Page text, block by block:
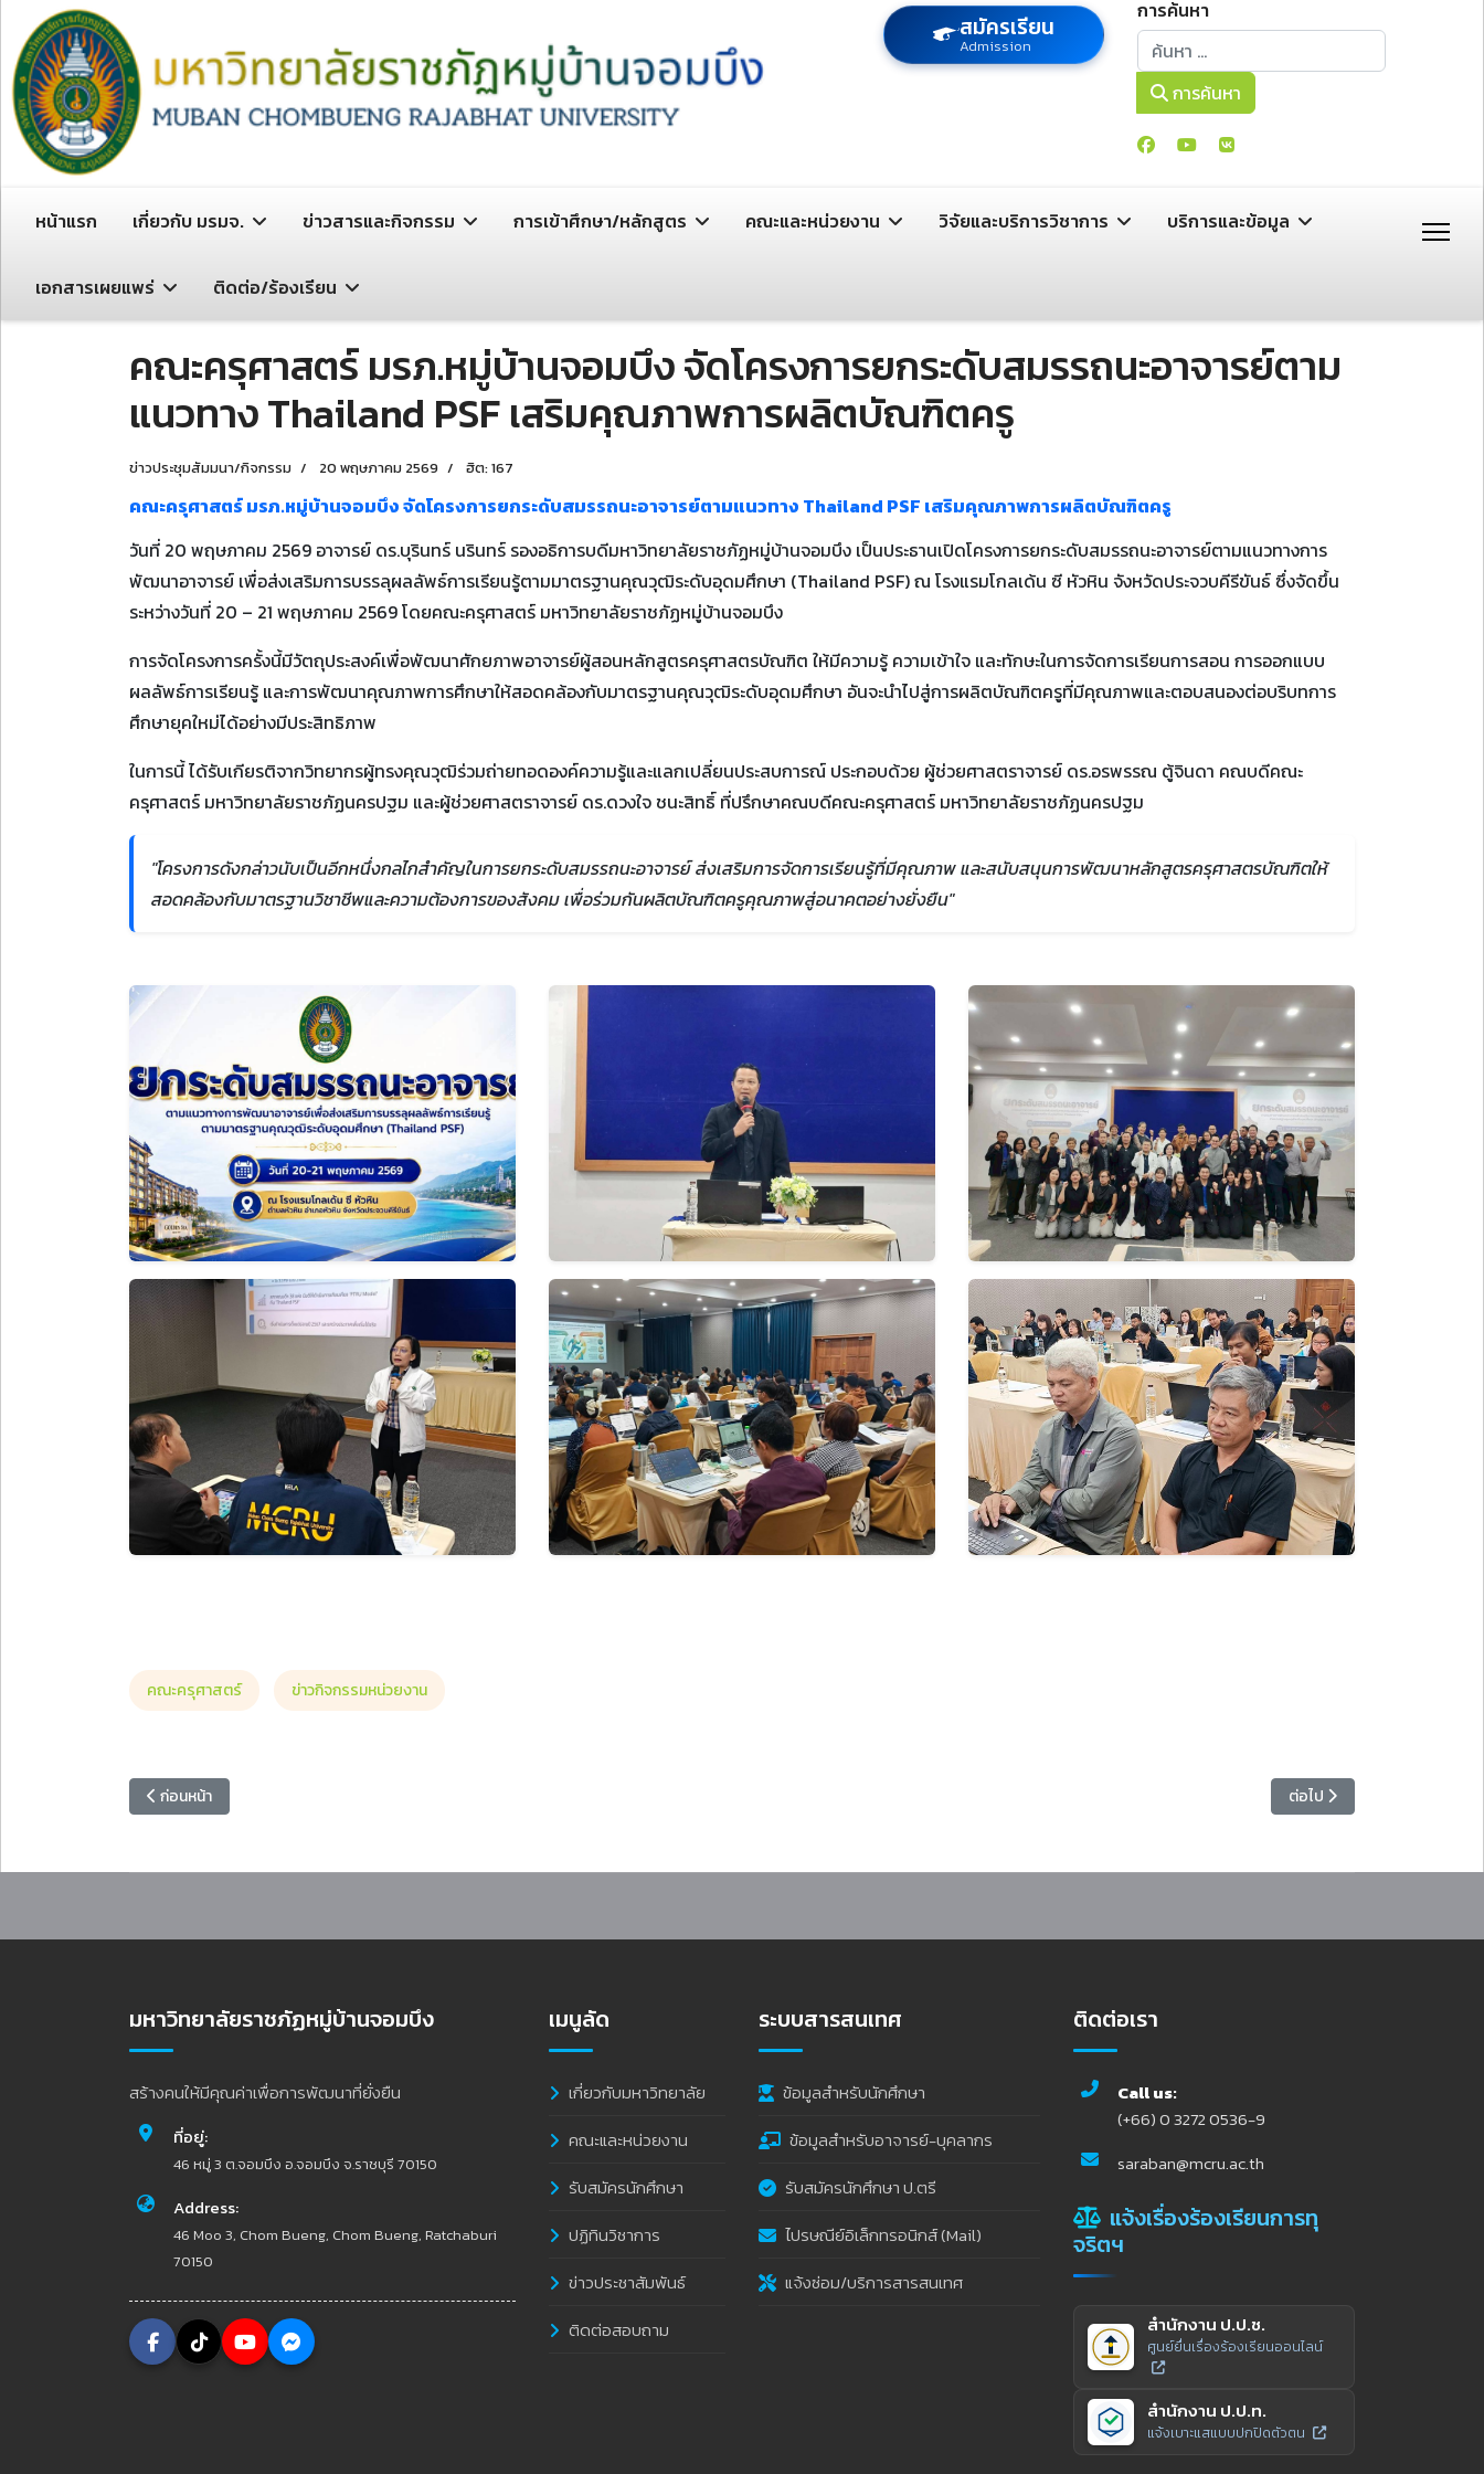
สมัครเรียน
Admission
การค้นหา
การค้นหา
การค้นหา
หน้าแรก เกี่ยวกับ มรมจ. ข่าวสารและกิจกรรม การเข้าศึกษา/หลักสูตร คณะและหน่วยงาน วิจัยและบริการวิชาการ บริการและข้อมูล
เอกสารเผยแพร่ ติดต่อ/ร้องเรียน
คณะครุศาสตร์ มรภ.หมู่บ้านจอมบึง จัดโครงการยกระดับสมรรถนะอาจารย์ตาม
แนวทาง Thailand PSF เสริมคุณภาพการผลิตบัณฑิตครู
ข่าวประชุมสัมมนา/กิจกรรม 20 พฤษภาคม 2569 ฮิต: 167
คณะครุศาสตร์ มรภ.หมู่บ้านจอมบึง จัดโครงการยกระดับสมรรถนะอาจารย์ตามแนวทาง Thailand PSF เสริมคุณภาพการผลิตบัณฑิตครู
วันที่ 20 พฤษภาคม 2569 อาจารย์ ดร.บุรินทร์ นรินทร์ รองอธิการบดีมหาวิทยาลัยราชภัฏหมู่บ้านจอมบึง เป็นประธานเปิดโครงการยกระดับสมรรถนะอาจารย์ตามแนวทางการ
พัฒนาอาจารย์ เพื่อส่งเสริมการบรรลุผลลัพธ์การเรียนรู้ตามมาตรฐานคุณวุฒิระดับอุดมศึกษา (Thailand PSF) ณ โรงแรมโกลเด้น ซี หัวหิน จังหวัดประจวบคีรีขันธ์ ซึ่งจัดขึ้น
ระหว่างวันที่ 20 – 21 พฤษภาคม 2569 โดยคณะครุศาสตร์ มหาวิทยาลัยราชภัฏหมู่บ้านจอมบึง
การจัดโครงการครั้งนี้มีวัตถุประสงค์เพื่อพัฒนาศักยภาพอาจารย์ผู้สอนหลักสูตรครุศาสตรบัณฑิต ให้มีความรู้ ความเข้าใจ และทักษะในการจัดการเรียนการสอน การออกแบบ
ผลลัพธ์การเรียนรู้ และการพัฒนาคุณภาพการศึกษาให้สอดคล้องกับมาตรฐานคุณวุฒิระดับอุดมศึกษา อันจะนำไปสู่การผลิตบัณฑิตครูที่มีคุณภาพและตอบสนองต่อบริบทการ
ศึกษายุคใหม่ได้อย่างมีประสิทธิภาพ
ในการนี้ ได้รับเกียรติจากวิทยากรผู้ทรงคุณวุฒิร่วมถ่ายทอดองค์ความรู้และแลกเปลี่ยนประสบการณ์ ประกอบด้วย ผู้ช่วยศาสตราจารย์ ดร.อรพรรณ ตู้จินดา คณบดีคณะ
ครุศาสตร์ มหาวิทยาลัยราชภัฏนครปฐม และผู้ช่วยศาสตราจารย์ ดร.ดวงใจ ชนะสิทธิ์ ที่ปรึกษาคณบดีคณะครุศาสตร์ มหาวิทยาลัยราชภัฏนครปฐม
"โครงการดังกล่าวนับเป็นอีกหนึ่งกลไกสำคัญในการยกระดับสมรรถนะอาจารย์ ส่งเสริมการจัดการเรียนรู้ที่มีคุณภาพ และสนับสนุนการพัฒนาหลักสูตรครุศาสตรบัณฑิตให้
สอดคล้องกับมาตรฐานวิชาชีพและความต้องการของสังคม เพื่อร่วมกันผลิตบัณฑิตครูคุณภาพสู่อนาคตอย่างยั่งยืน"
คณะครุศาสตร์ ข่าวกิจกรรมหน่วยงาน
เนื้อหาก่อนหน้า: รองอธิการบดี มรภ.หมู่บ้านจอมบึง เยี่ยมชมและให้กำลังใจนักเรียนโรงเรียนสร้างสุขผู้สูงอายุเทศบาลตำบลเขางู รุ่นที่ 1
ก่อนหน้า เนื้อหาถัดไป: สถาบันวิจัยและ
ต่อไป
มหาวิทยาลัยราชภัฏหมู่บ้านจอมบึง
สร้างคนให้มีคุณค่าเพื่อการพัฒนาที่ยั่งยืน
ที่อยู่:
46 หมู่ 3 ต.จอมบึง อ.จอมบึง จ.ราชบุรี 70150
Address:
46 Moo 3, Chom Bueng, Chom Bueng, Ratchaburi
70150
เมนูลัด
เกี่ยวกับมหาวิทยาลัย
คณะและหน่วยงาน
รับสมัครนักศึกษา
ปฏิทินวิชาการ
ข่าวประชาสัมพันธ์
ติดต่อสอบถาม
ระบบสารสนเทศ
ข้อมูลสำหรับนักศึกษา
ข้อมูลสำหรับอาจารย์-บุคลากร
รับสมัครนักศึกษา ป.ตรี
ไปรษณีย์อิเล็กทรอนิกส์ (Mail)
แจ้งซ่อม/บริการสารสนเทศ
ติดต่อเรา
Call us:
(+66) 0 3272 0536-9
saraban@mcru.ac.th
แจ้งเรื่องร้องเรียนการทุ
จริตฯ
สำนักงาน ป.ป.ช.
ศูนย์ยื่นเรื่องร้องเรียนออนไลน์
สำนักงาน ป.ป.ท.
แจ้งเบาะแสแบบปกปิดตัวตน